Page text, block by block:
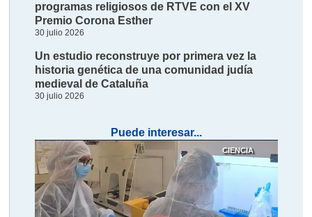
programas religiosos de RTVE con el XV
Premio Corona Esther
30 julio 2026
Un estudio reconstruye por primera vez la
historia genética de una comunidad judía
medieval de Cataluña
30 julio 2026
Puede interesar...
CIENCIA